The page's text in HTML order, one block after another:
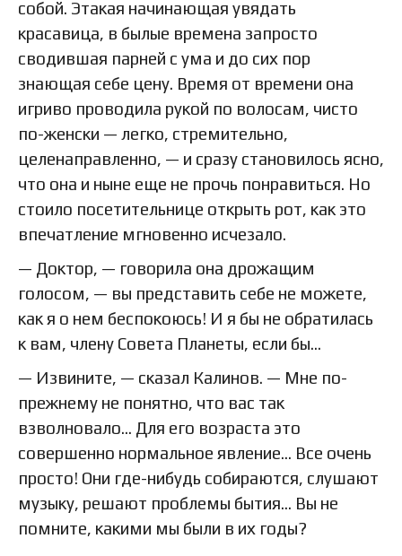
собой. Этакая начинающая увядать
красавица, в былые времена запросто
сводившая парней с ума и до сих пор
знающая себе цену. Время от времени она
игриво проводила рукой по волосам, чисто
по-женски — легко, стремительно,
целенаправленно, — и сразу становилось ясно,
что она и ныне еще не прочь понравиться. Но
стоило посетительнице открыть рот, как это
впечатление мгновенно исчезало.
— Доктор, — говорила она дрожащим
голосом, — вы представить себе не можете,
как я о нем беспокоюсь! И я бы не обратилась
к вам, члену Совета Планеты, если бы…
— Извините, — сказал Калинов. — Мне по-
прежнему не понятно, что вас так
взволновало… Для его возраста это
совершенно нормальное явление… Все очень
просто! Они где-нибудь собираются, слушают
музыку, решают проблемы бытия… Вы не
помните, какими мы были в их годы?